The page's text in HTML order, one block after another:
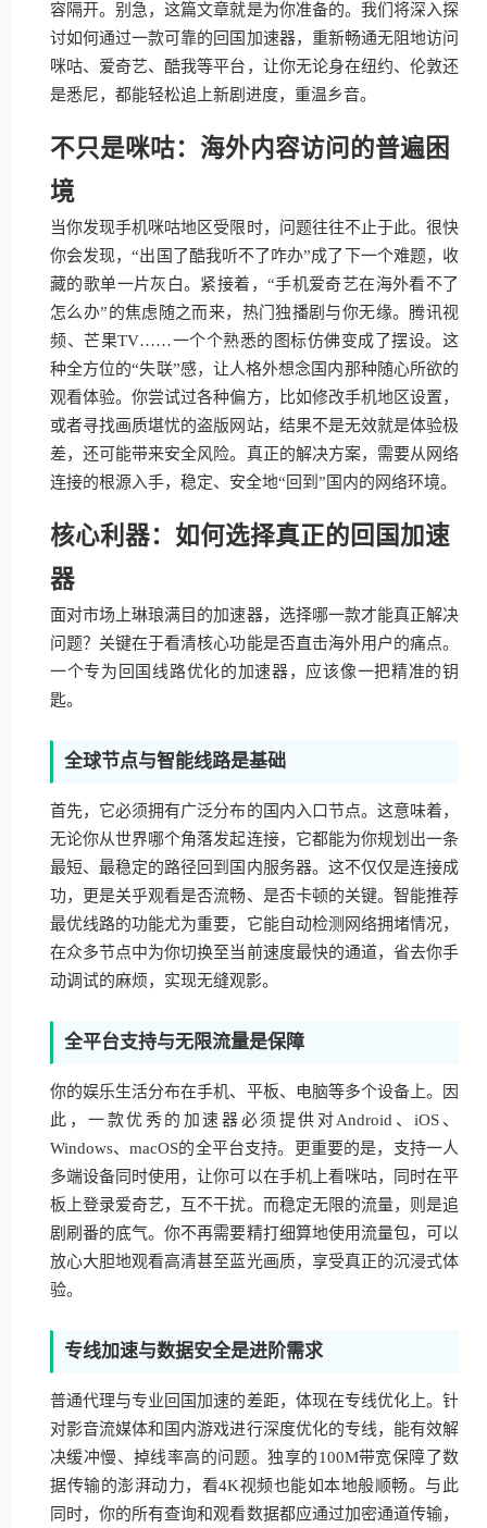
容隔开。别急，这篇文章就是为你准备的。我们将深入探
讨如何通过一款可靠的回国加速器，重新畅通无阻地访问
咪咕、爱奇艺、酷我等平台，让你无论身在纽约、伦敦还
是悉尼，都能轻松追上新剧进度，重温乡音。
不只是咪咕：海外内容访问的普遍困
境
当你发现手机咪咕地区受限时，问题往往不止于此。很快
你会发现，“出国了酷我听不了咋办”成了下一个难题，收
藏的歌单一片灰白。紧接着，“手机爱奇艺在海外看不了
怎么办”的焦虑随之而来，热门独播剧与你无缘。腾讯视
频、芒果TV……一个个熟悉的图标仿佛变成了摆设。这
种全方位的“失联”感，让人格外想念国内那种随心所欲的
观看体验。你尝试过各种偏方，比如修改手机地区设置，
或者寻找画质堪忧的盗版网站，结果不是无效就是体验极
差，还可能带来安全风险。真正的解决方案，需要从网络
连接的根源入手，稳定、安全地“回到”国内的网络环境。
核心利器：如何选择真正的回国加速
器
面对市场上琳琅满目的加速器，选择哪一款才能真正解决
问题？关键在于看清核心功能是否直击海外用户的痛点。
一个专为回国线路优化的加速器，应该像一把精准的钥
匙。
全球节点与智能线路是基础
首先，它必须拥有广泛分布的国内入口节点。这意味着，
无论你从世界哪个角落发起连接，它都能为你规划出一条
最短、最稳定的路径回到国内服务器。这不仅仅是连接成
功，更是关乎观看是否流畅、是否卡顿的关键。智能推荐
最优线路的功能尤为重要，它能自动检测网络拥堵情况，
在众多节点中为你切换至当前速度最快的通道，省去你手
动调试的麻烦，实现无缝观影。
全平台支持与无限流量是保障
你的娱乐生活分布在手机、平板、电脑等多个设备上。因
此，一款优秀的加速器必须提供对Android、iOS、
Windows、macOS的全平台支持。更重要的是，支持一人
多端设备同时使用，让你可以在手机上看咪咕，同时在平
板上登录爱奇艺，互不干扰。而稳定无限的流量，则是追
剧刷番的底气。你不再需要精打细算地使用流量包，可以
放心大胆地观看高清甚至蓝光画质，享受真正的沉浸式体
验。
专线加速与数据安全是进阶需求
普通代理与专业回国加速的差距，体现在专线优化上。针
对影音流媒体和国内游戏进行深度优化的专线，能有效解
决缓冲慢、掉线率高的问题。独享的100M带宽保障了数
据传输的澎湃动力，看4K视频也能如本地般顺畅。与此
同时，你的所有查询和观看数据都应通过加密通道传输，